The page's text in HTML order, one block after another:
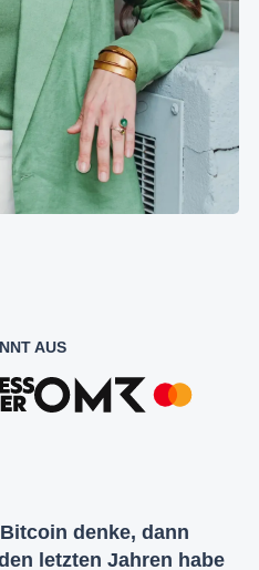
AUS
denke, dann
letzten Jahren habe